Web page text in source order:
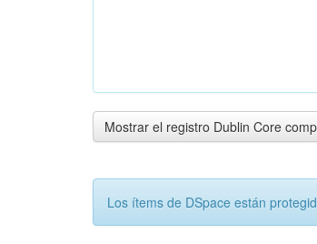
Mostrar el registro Dublin Core
Los ítems de DSpace están